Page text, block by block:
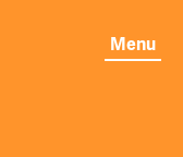
Menu